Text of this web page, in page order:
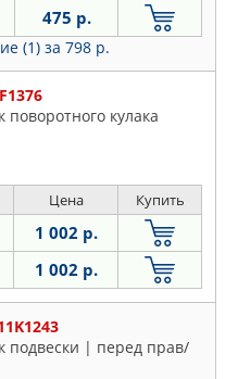
475 р.
(1) за 798 р.
поворотного кулака
Цена Купить
1 002 р.
1 002 р.
подвески | перед прав/